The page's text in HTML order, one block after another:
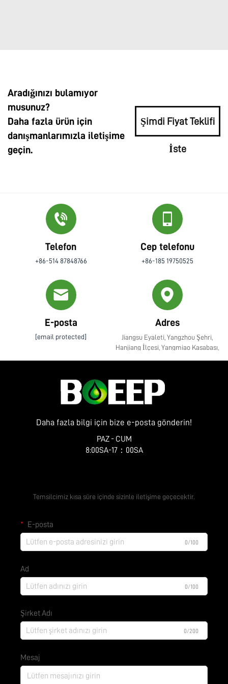
Aradığınızı bulamıyor
musunuz?
Daha fazla ürün için
danışmanlarımızla iletişime
geçin.
Şimdi Fiyat Teklifi
İste
Telefon
+86-514 87848766
Cep telefonu
+86-185 19750525
E-posta
[email protected]
Adres
Jiangsu Eyaleti, Yangzhou Şehri,
Hanjiang İlçesi, Yangmiao Kasabası,
Daha fazla bilgi için bize e-posta gönderin!
PAZ - CUM
8:00SA-17：00SA
Temsilcimiz kısa süre içinde sizinle iletişime geçecektir.
E-posta
0/100
Ad
0/100
Şirket Adı
0/200
Mesaj